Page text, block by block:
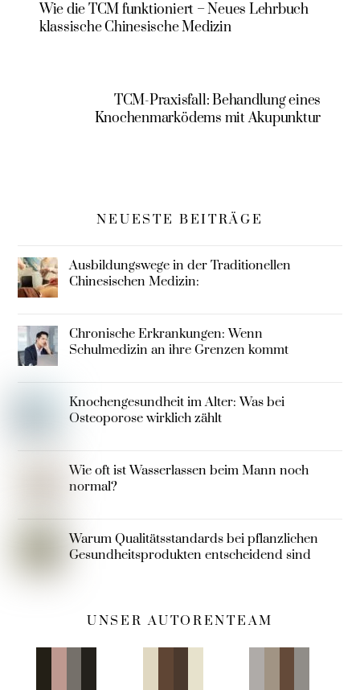
Wie die TCM funktioniert – Neues Lehrbuch
klassische Chinesische Medizin
TCM-Praxisfall: Behandlung eines
Knochenmarködems mit Akupunktur
NEUESTE BEITRÄGE
Ausbildungswege in der Traditionellen
Chinesischen Medizin:
Chronische Erkrankungen: Wenn
Schulmedizin an ihre Grenzen kommt
Knochengesundheit im Alter: Was bei
Osteoporose wirklich zählt
Wie oft ist Wasserlassen beim Mann noch
normal?
Warum Qualitätsstandards bei pflanzlichen
Gesundheitsprodukten entscheidend sind
UNSER AUTORENTEAM